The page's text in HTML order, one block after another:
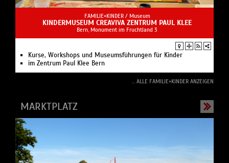
FAMILIE+KINDER / Museum
KINDERMUSEUM CREAVIVA ZENTRUM PAUL KLEE
Bern, Monument im Fruchtland 3
Kurse, Workshops und Museumsführungen für Kinder
im Zentrum Paul Klee Bern
... ALLE FAMILIE+KINDER ANZEIGEN
MARKTPLATZ